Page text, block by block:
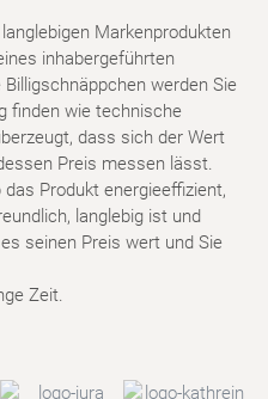
Markenprodukten
inhabergeführten
werden Sie
finden wie technische
dass sich der Wert
Preis messen lässt.
Produkt energieeffizient,
langlebig ist und
seinen Preis wert und Sie
Zeit.